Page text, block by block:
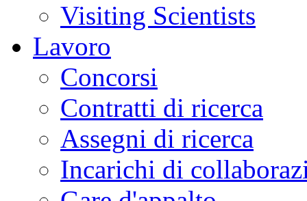
Visiting Scientists
Lavoro
Concorsi
Contratti di ricerca
Assegni di ricerca
Incarichi di